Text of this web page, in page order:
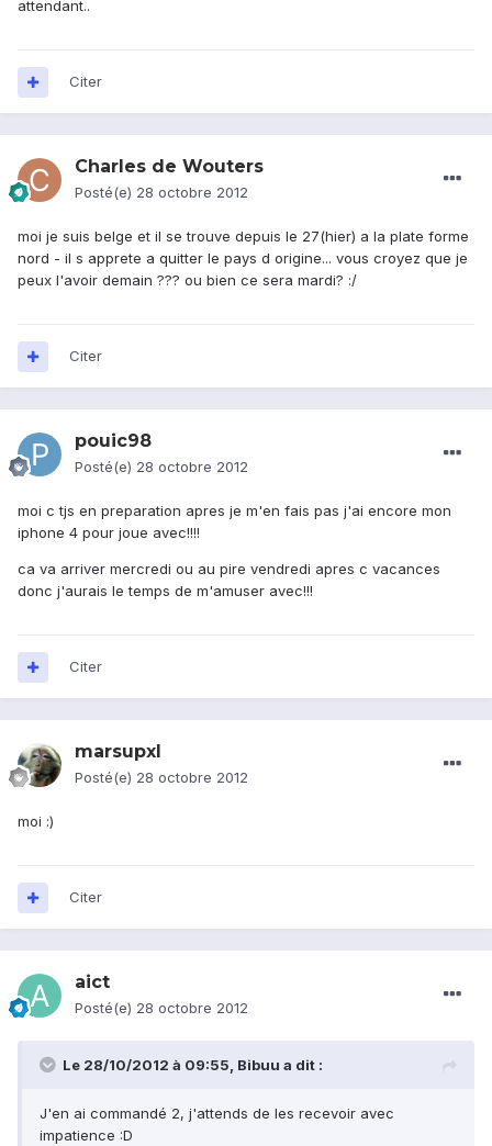
attendant..
Citer
Charles de Wouters
Posté(e) 28 octobre 2012
moi je suis belge et il se trouve depuis le 27(hier) a la plate forme
nord - il s apprete a quitter le pays d origine... vous croyez que je
peux l'avoir demain ??? ou bien ce sera mardi? :/
Citer
pouic98
Posté(e) 28 octobre 2012
moi c tjs en preparation apres je m'en fais pas j'ai encore mon
iphone 4 pour joue avec!!!!
ca va arriver mercredi ou au pire vendredi apres c vacances
donc j'aurais le temps de m'amuser avec!!!
Citer
marsupxl
Posté(e) 28 octobre 2012
moi :)
Citer
aict
Posté(e) 28 octobre 2012
Le 28/10/2012 à 09:55, Bibuu a dit :
J'en ai commandé 2, j'attends de les recevoir avec
impatience :D